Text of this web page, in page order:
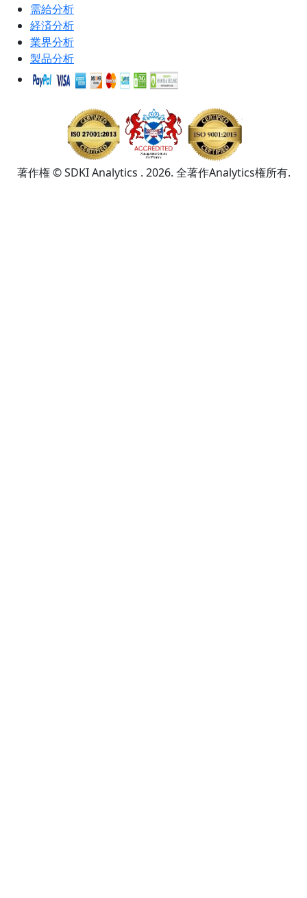
需給分析
経済分析
業界分析
製品分析
著作権 © SDKI Analytics . 2026. 全著作Analytics権所有.